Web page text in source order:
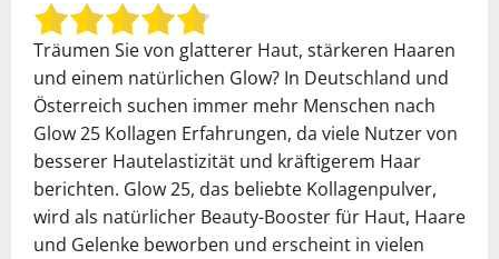
Träumen Sie von glatterer Haut, stärkeren Haaren
und einem natürlichen Glow? In Deutschland und
Österreich suchen immer mehr Menschen nach
Glow 25 Kollagen Erfahrungen, da viele Nutzer von
besserer Hautelastizität und kräftigerem Haar
berichten. Glow 25, das beliebte Kollagenpulver,
wird als natürlicher Beauty-Booster für Haut, Haare
und Gelenke beworben und erscheint in vielen